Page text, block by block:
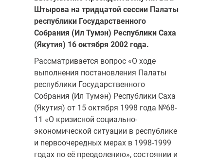
Штырова на тридцатой сессии Палаты
республики Государственного
Собрания (Ил Тумэн) Республики Саха
(Якутия) 16 октября 2002 года.
Рассматривается вопрос «О ходе
выполнения постановления Палаты
республики Государственного
Собрания (Ил Тумэн) Республики Саха
(Якутия) от 15 октября 1998 года №68-
11 «О кризисной социально-
экономической ситуации в республике
и первоочередных мерах в 1998-1999
годах по её преодоле­нию», состоянии и